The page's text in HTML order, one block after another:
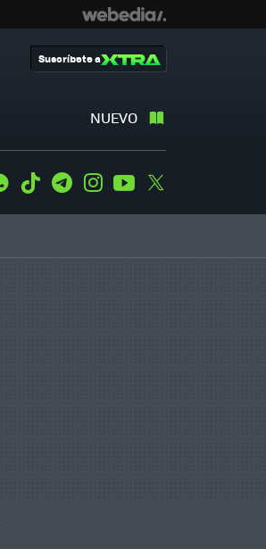
NUEVO
Suscríbete a
WhatsApp
Tiktok TelegramInstagramYoutube